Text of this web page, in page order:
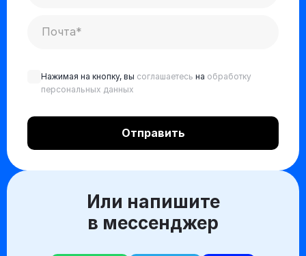
Нажимая на кнопку, вы соглашаетесь на обработку
персональных данных
Или напишите
в мессенджер